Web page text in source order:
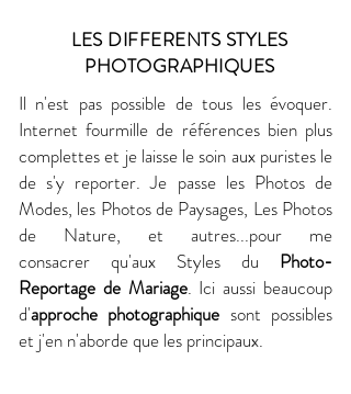
LES DIFFERENTS STYLES
PHOTOGRAPHIQUES
Il n'est pas possible de tous les évoquer.
Internet fourmille de références bien plus
complettes et je laisse le soin aux puristes le
de s'y reporter. Je passe les Photos de
Modes, les Photos de Paysages, Les Photos
de Nature, et autres...pour me
consacrer qu'aux Styles du Photo-
Reportage de Mariage. Ici aussi beaucoup
d'approche photographique sont possibles
et j'en n'aborde que les principaux.